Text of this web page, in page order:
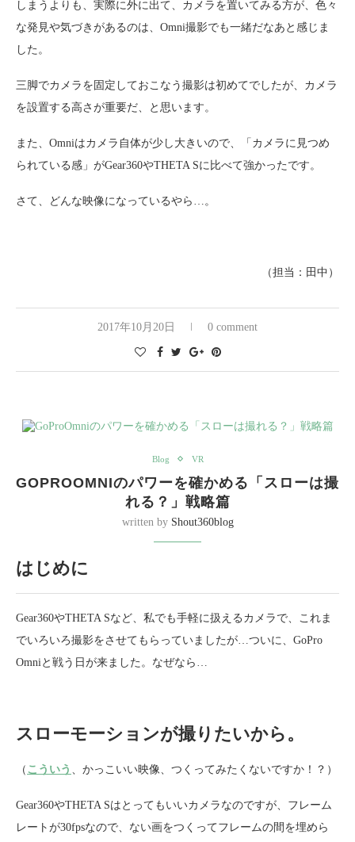
しまうよりも、実際に外に出て、カメラを置いてみる方が、色々
な発見や気づきがあるのは、Omni撮影でも一緒だなあと感じま
した。
三脚でカメラを固定しておこなう撮影は初めてでしたが、カメラ
を設置する高さが重要だ、と思います。
また、Omniはカメラ自体が少し大きいので、「カメラに見つめ
られている感」がGear360やTHETA Sに比べて強かったです。
さて、どんな映像になっているやら…。
（担当：田中）
2017年10月20日 0 comment
Blog VR
GOPROOMNIのパワーを確かめる「スローは撮
れる？」戦略篇
written by Shout360blog
はじめに
Gear360やTHETA Sなど、私でも手軽に扱えるカメラで、これま
でいろいろ撮影をさせてもらっていましたが…ついに、GoPro
Omniと戦う日が来ました。なぜなら…
スローモーションが撮りたいから。
（ こういう 、かっこいい映像、つくってみたくないですか！？）
Gear360やTHETA Sはとってもいいカメラなのですが、フレーム
レートが30fpsなので、ない画をつくってフレームの間を埋めら